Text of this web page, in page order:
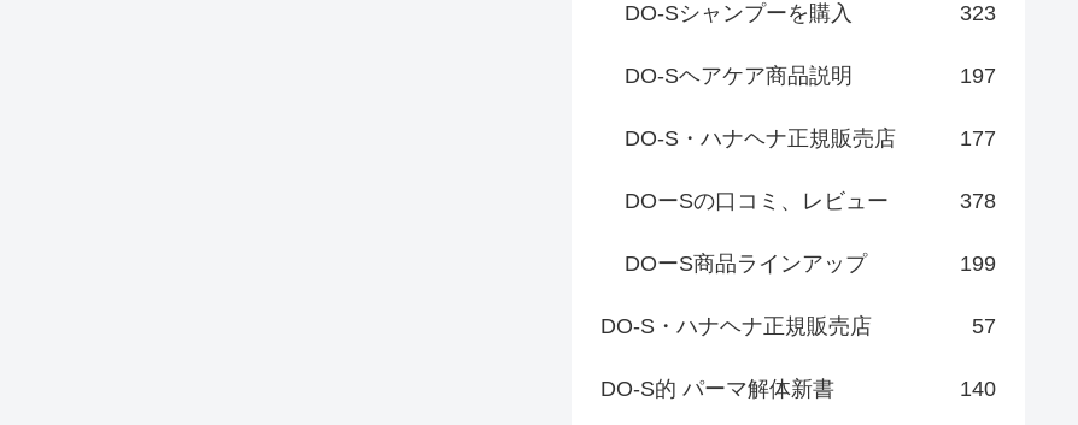
DO-Sシャンプーを購入 323
DO-Sヘアケア商品説明 197
DO-S・ハナヘナ正規販売店 177
DOーSの口コミ、レビュー 378
DOーS商品ラインアップ 199
DO-S・ハナヘナ正規販売店 57
DO-S的 パーマ解体新書 140